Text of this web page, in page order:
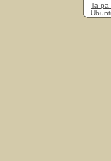
Ta pa